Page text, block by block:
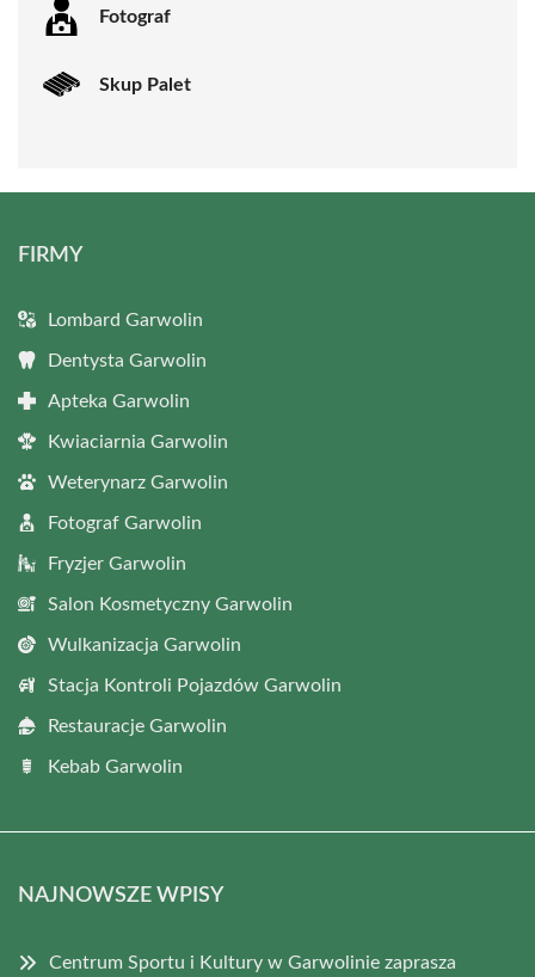
Fotograf
Skup Palet
FIRMY
Lombard Garwolin
Dentysta Garwolin
Apteka Garwolin
Kwiaciarnia Garwolin
Weterynarz Garwolin
Fotograf Garwolin
Fryzjer Garwolin
Salon Kosmetyczny Garwolin
Wulkanizacja Garwolin
Stacja Kontroli Pojazdów Garwolin
Restauracje Garwolin
Kebab Garwolin
NAJNOWSZE WPISY
Centrum Sportu i Kultury w Garwolinie zaprasza